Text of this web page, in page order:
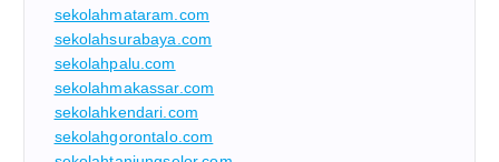
sekolahmataram.com
sekolahsurabaya.com
sekolahpalu.com
sekolahmakassar.com
sekolahkendari.com
sekolahgorontalo.com